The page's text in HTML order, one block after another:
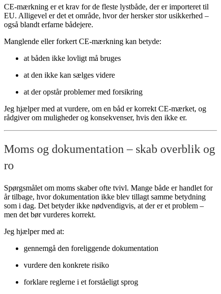
CE-mærkning er et krav for de fleste lystbåde, der er importeret til
EU. Alligevel er det et område, hvor der hersker stor usikkerhed –
også blandt erfarne bådejere.
Manglende eller forkert CE-mærkning kan betyde:
at båden ikke lovligt må bruges
at den ikke kan sælges videre
at der opstår problemer med forsikring
Jeg hjælper med at vurdere, om en båd er korrekt CE-mærket, og
rådgiver om muligheder og konsekvenser, hvis den ikke er.
Moms og dokumentation – skab overblik og
ro
Spørgsmålet om moms skaber ofte tvivl. Mange både er handlet for
år tilbage, hvor dokumentation ikke blev tillagt samme betydning
som i dag. Det betyder ikke nødvendigvis, at der er et problem –
men det bør vurderes korrekt.
Jeg hjælper med at:
gennemgå den foreliggende dokumentation
vurdere den konkrete risiko
forklare reglerne i et forståeligt sprog